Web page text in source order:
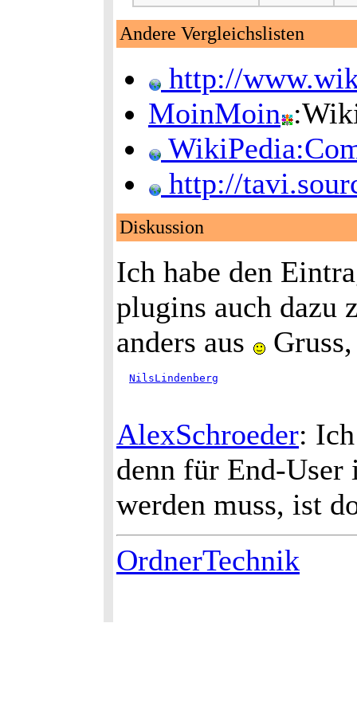
Andere Vergleichslisten
http://
MoinMoin
http://
Diskussion
Ich habe den
plugins auch dazu
anders aus
Gruss,
NilsLindenberg
AlexSchroeder:
denn für End-User
werden muss, ist
OrdnerTechnik